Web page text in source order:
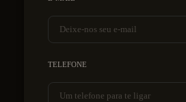
TELEFONE